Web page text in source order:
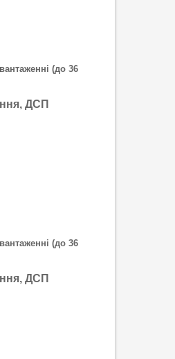
(до 36
ДСП
(до 36
ДСП